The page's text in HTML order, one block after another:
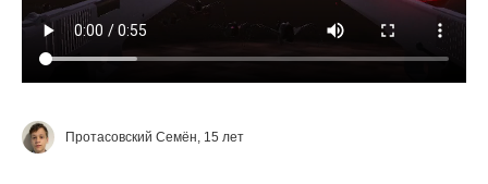
Протасовский Семён, 15 лет